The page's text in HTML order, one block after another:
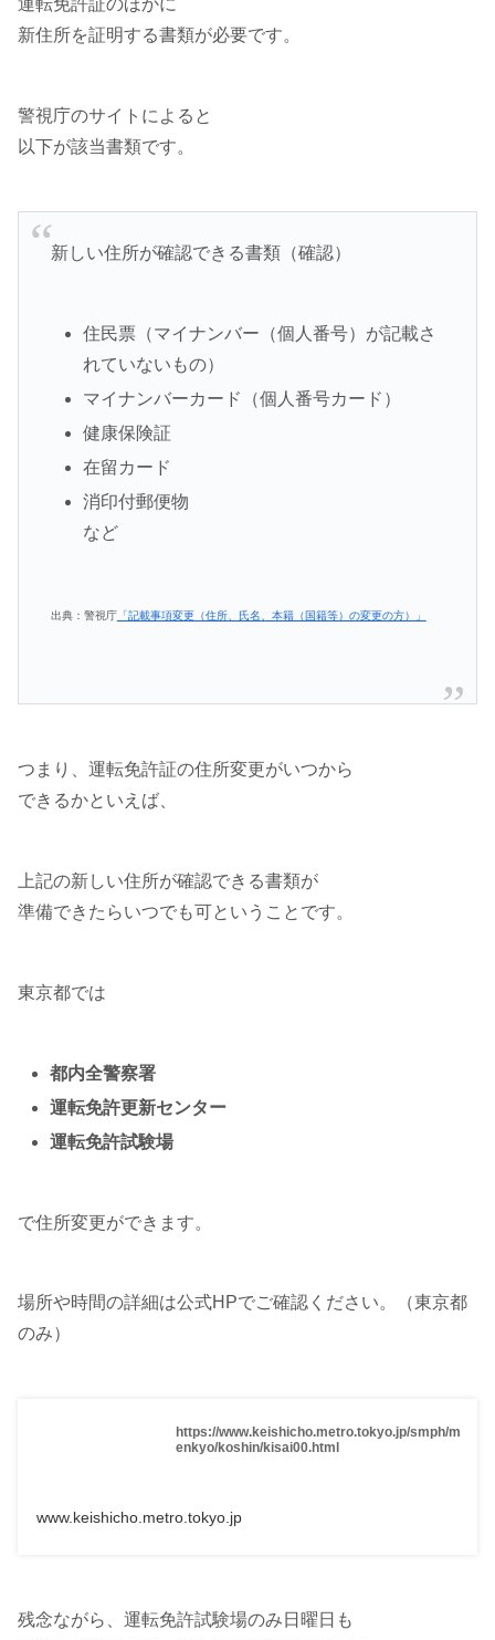
新住所を証明する書類が必要です。
警視庁のサイトによると
以下が該当書類です。
新しい住所が確認できる書類（確認）
住民票（マイナンバー（個人番号）が記載さ
れていないもの）
マイナンバーカード（個人番号カード）
健康保険証
在留カード
消印付郵便物
など
出典：警視庁「記載事項変更（住所、氏名、本籍（国籍等）の変更の方）」
つまり、運転免許証の住所変更がいつから
できるかといえば、
上記の新しい住所が確認できる書類が
準備できたらいつでも可ということです。
東京都では
都内全警察署
運転免許更新センター
運転免許試験場
で住所変更ができます。
場所や時間の詳細は公式HPでご確認ください。（東京都
のみ）
https://www.keishicho.metro.tokyo.jp/smph/m
enkyo/koshin/kisai00.html
www.keishicho.metro.tokyo.jp
残念ながら、運転免許試験場のみ日曜日も